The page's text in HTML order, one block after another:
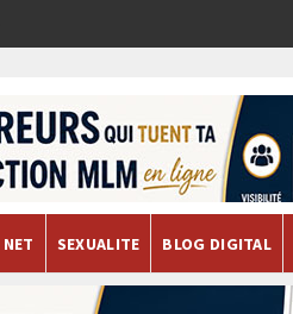
SEXUALITE BLOG DIGITAL